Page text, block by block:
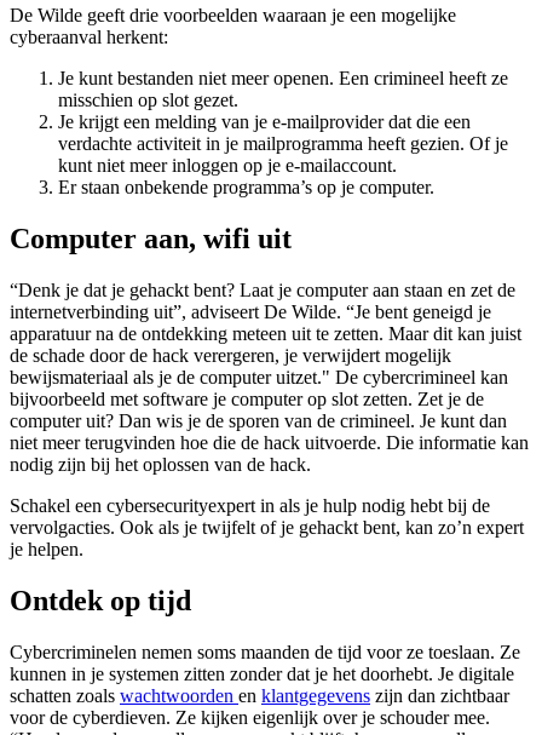
De Wilde geeft drie voorbeelden waaraan je een mogelijke
cyberaanval herkent:
Je kunt bestanden niet meer openen. Een crimineel heeft ze
misschien op slot gezet.
Je krijgt een melding van je e-mailprovider dat die een
verdachte activiteit in je mailprogramma heeft gezien. Of je
kunt niet meer inloggen op je e-mailaccount.
Er staan onbekende programma’s op je computer.
Computer aan, wifi uit
“Denk je dat je gehackt bent? Laat je computer aan staan en zet de
internetverbinding uit”, adviseert De Wilde. “Je bent geneigd je
apparatuur na de ontdekking meteen uit te zetten. Maar dit kan juist
de schade door de hack verergeren, je verwijdert mogelijk
bewijsmateriaal als je de computer uitzet." De cybercrimineel kan
bijvoorbeeld met software je computer op slot zetten. Zet je de
computer uit? Dan wis je de sporen van de crimineel. Je kunt dan
niet meer terugvinden hoe die de hack uitvoerde. Die informatie kan
nodig zijn bij het oplossen van de hack.
Schakel een cybersecurityexpert in als je hulp nodig hebt bij de
vervolgacties. Ook als je twijfelt of je gehackt bent, kan zo’n expert
je helpen.
Ontdek op tijd
Cybercriminelen nemen soms maanden de tijd voor ze toeslaan. Ze
kunnen in je systemen zitten zonder dat je het doorhebt. Je digitale
schatten zoals wachtwoorden en klantgegevens zijn dan zichtbaar
voor de cyberdieven. Ze kijken eigenlijk over je schouder mee.